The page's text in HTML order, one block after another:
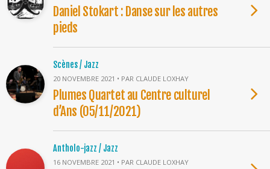
Daniel Stokart : Danse sur les autres
pieds
Scènes / Jazz
20 NOVEMBRE 2021 • PAR CLAUDE LOXHAY
Plumes Quartet au Centre culturel
d’Ans (05/11/2021)
Antholo-jazz / Jazz
16 NOVEMBRE 2021 • PAR CLAUDE LOXHAY